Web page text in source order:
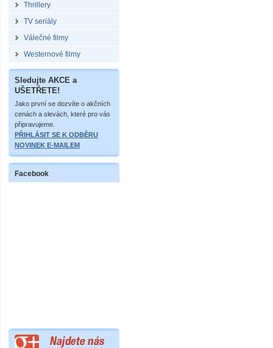
Thrillery
TV seriály
Válečné filmy
Westernové filmy
Sledujte AKCE a
UŠETŘETE!
Jako první se dozvíte o akčních
cenách a slevách, které pro vás
připravujeme.
PŘIHLÁSIT SE K ODBĚRU
NOVINEK E-MAILEM
Facebook